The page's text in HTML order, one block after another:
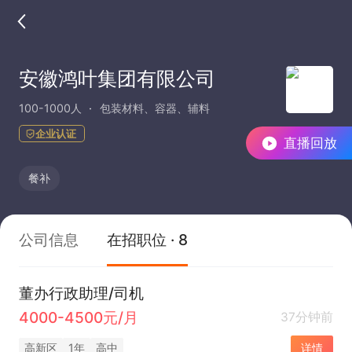
直播回放
安徽鸿叶集团有限公司
100-1000人 包装材料、容器、辅料
企业认证
餐补
公司信息 在招职位 · 8
董办行政助理/司机
4000-4500元/月
37分钟前
高新区 1年 高中 详情